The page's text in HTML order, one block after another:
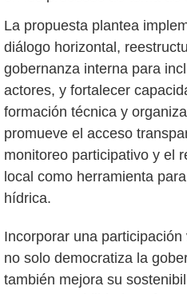
La propuesta plantea
diálogo horizontal,
gobernanza interna para
actores, y fortalecer
formación técnica y
promueve el acceso
monitoreo participativo y el
local como herramienta
hídrica.
Incorporar una
no solo democratiza la
también mejora su